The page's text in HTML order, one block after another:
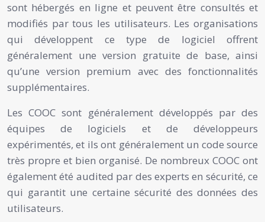
sont hébergés en ligne et peuvent être consultés et
modifiés par tous les utilisateurs. Les organisations
qui développent ce type de logiciel offrent
généralement une version gratuite de base, ainsi
qu’une version premium avec des fonctionnalités
supplémentaires.
Les COOC sont généralement développés par des
équipes de logiciels et de développeurs
expérimentés, et ils ont généralement un code source
très propre et bien organisé. De nombreux COOC ont
également été audited par des experts en sécurité, ce
qui garantit une certaine sécurité des données des
utilisateurs.